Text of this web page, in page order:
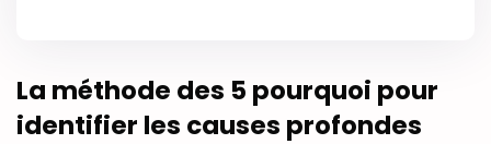
La méthode des 5 pourquoi pour
identifier les causes profondes